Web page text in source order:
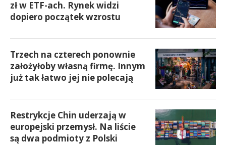
zł w ETF-ach. Rynek widzi
dopiero początek wzrostu
Trzech na czterech ponownie
założyłoby własną firmę. Innym
już tak łatwo jej nie polecają
Restrykcje Chin uderzają w
europejski przemysł. Na liście
są dwa podmioty z Polski